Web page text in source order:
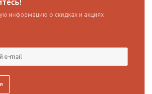
информацию о скидках и акциях